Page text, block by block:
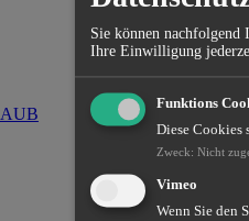
Sie können nachfolgend
Ihre Einwilligung
Funktions
Diese Cookies
Zweck: Nicht
Vimeo
Wenn Sie den